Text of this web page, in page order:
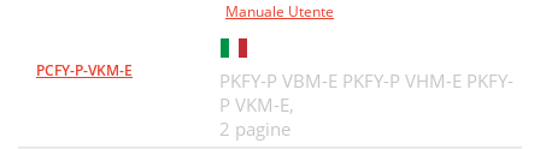
PCFY-P-VKM-E
Manuale Utente
PKFY-P VBM-E PKFY-P VHM-E PKFY-
P VKM-E,
2 pagine